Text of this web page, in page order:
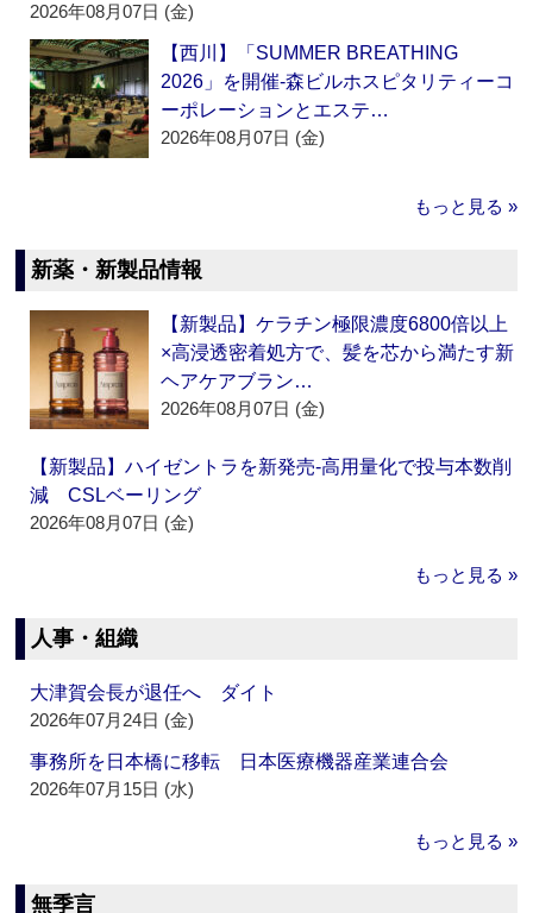
2026年08月07日 (金)
【西川】「SUMMER BREATHING
2026」を開催‐森ビルホスピタリティーコ
ーポレーションとエステ…
2026年08月07日 (金)
もっと見る »
新薬・新製品情報
【新製品】ケラチン極限濃度6800倍以上
×高浸透密着処方で、髪を芯から満たす新
ヘアケアブラン…
2026年08月07日 (金)
【新製品】ハイゼントラを新発売‐高用量化で投与本数削
減 CSLベーリング
2026年08月07日 (金)
もっと見る »
人事・組織
大津賀会長が退任へ ダイト
2026年07月24日 (金)
事務所を日本橋に移転 日本医療機器産業連合会
2026年07月15日 (水)
もっと見る »
無季言